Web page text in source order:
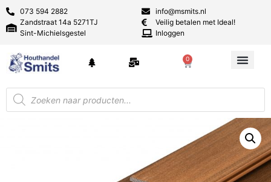
073 594 2882
Zandstraat 14a 5271TJ
Sint-Michielsgestel
info@msmits.nl
Veilig betalen met Ideal!
Inloggen
0